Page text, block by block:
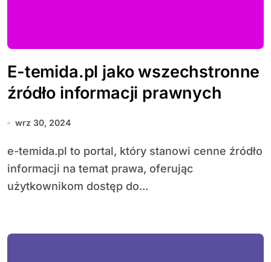
E-temida.pl jako wszechstronne
źródło informacji prawnych
wrz 30, 2024
e-temida.pl to portal, który stanowi cenne źródło
informacji na temat prawa, oferując
użytkownikom dostęp do...